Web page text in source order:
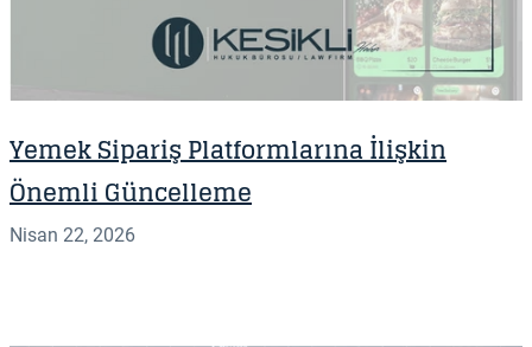
Yemek Sipariş Platformlarına İlişkin
Önemli Güncelleme
Nisan 22, 2026